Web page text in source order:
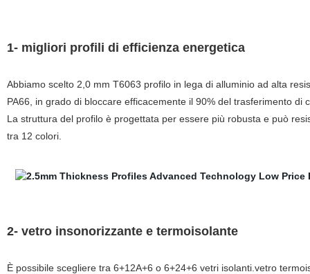
1- migliori profili di efficienza energetica
Abbiamo scelto 2,0 mm T6063 profilo in lega di alluminio ad alta
PA66, in grado di bloccare efficacemente il 90% del trasferimento di
La struttura del profilo è progettata per essere più robusta e può
tra 12 colori.
2- vetro insonorizzante e termoisolante
È possibile scegliere tra 6+12A+6 o 6+24+6 vetri isolanti.vetro